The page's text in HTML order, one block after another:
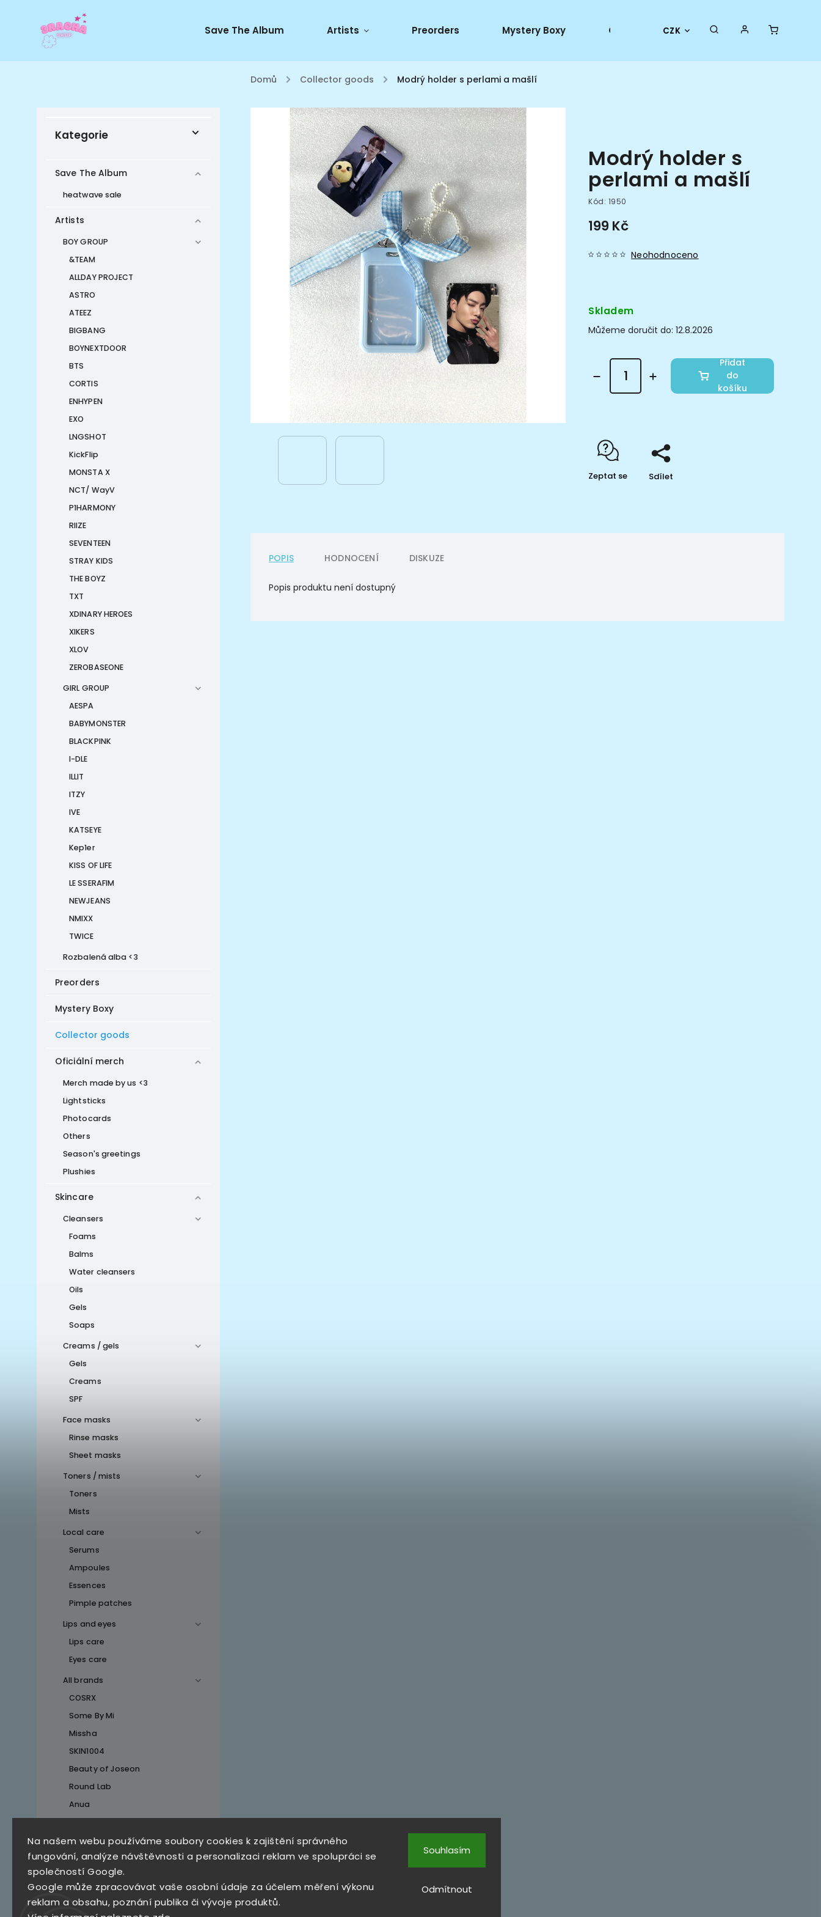
Na našem webu používáme soubory cookies k zajištění správného
fungování, analýze návštěvnosti a personalizaci reklam ve spolupráci se
společností Google.
Google může zpracovávat vaše osobní údaje za účelem měření výkonu
reklam a obsahu, poznání publika či vývoje produktů.
Odmítnout
Souhlasím
CZK
Save The Album Artists Preorders Mystery Boxy Collector goods Oficiální merch
Domů / Collector goods / Modrý holder s perlami a mašlí
Kategorie
Save The Album
heatwave sale
Artists
BOY GROUP
&TEAM
ALLDAY PROJECT
ASTRO
ATEEZ
BIGBANG
BOYNEXTDOOR
BTS
CORTIS
ENHYPEN
EXO
LNGSHOT
KickFlip
MONSTA X
NCT/ WayV
P1HARMONY
RIIZE
SEVENTEEN
STRAY KIDS
THE BOYZ
TXT
XDINARY HEROES
XIKERS
XLOV
ZEROBASEONE
GIRL GROUP
AESPA
BABYMONSTER
BLACKPINK
I-DLE
ILLIT
ITZY
IVE
KATSEYE
Kep1er
KISS OF LIFE
LE SSERAFIM
NEWJEANS
NMIXX
TWICE
Rozbalená alba <3
Preorders
Mystery Boxy
Collector goods
Oficiální merch
Merch made by us <3
Lightsticks
Photocards
Others
Season's greetings
Plushies
Skincare
Cleansers
Foams
Balms
Water cleansers
Oils
Gels
Soaps
Creams / gels
Gels
Creams
SPF
Face masks
Rinse masks
Sheet masks
Toners / mists
Toners
Mists
Local care
Serums
Ampoules
Essences
Pimple patches
Lips and eyes
Lips care
Eyes care
All brands
COSRX
Some By Mi
Missha
SKIN1004
Beauty of Joseon
Round Lab
Anua
Top 10 produktů
SKZ Mystery Box
790 Kč
Modrý holder s
perlami a mašlí
Kód: 1950
199 Kč
Neohodnoceno
Skladem
Můžeme doručit do: 12.8.2026
Přidat
do
košíku
Zeptat se Sdílet
POPIS HODNOCENÍ DISKUZE
Popis produktu není dostupný